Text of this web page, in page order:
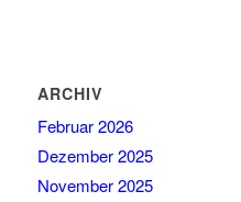
ARCHIV
Februar 2026
Dezember 2025
November 2025